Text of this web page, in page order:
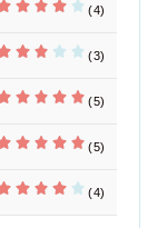
(4)
(3)
(5)
(5)
(4)